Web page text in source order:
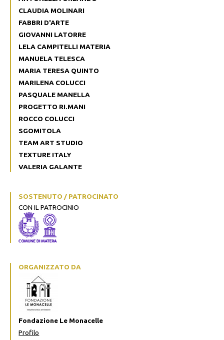
CLAUDIA MOLINARI
FABBRI D'ARTE
GIOVANNI LATORRE
LELA CAMPITELLI MATERIA
MANUELA TELESCA
MARIA TERESA QUINTO
MARILENA COLUCCI
PASQUALE MANELLA
PROGETTO RI.MANI
ROCCO COLUCCI
SGOMITOLA
TEAM ART STUDIO
TEXTURE ITALY
VALERIA GALANTE
SOSTENUTO / PATROCINATO
CON IL PATROCINIO
ORGANIZZATO DA
Fondazione Le Monacelle
Profilo